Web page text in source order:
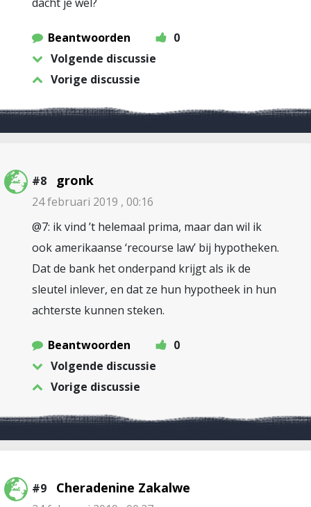
Beantwoorden
0
Volgende discussie
Vorige discussie
#8 gronk
24 februari 2019 , 00:16
@7: ik vind ’t helemaal prima, maar dan wil ik
ook amerikaanse ‘recourse law’ bij hypotheken.
Dat de bank het onderpand krijgt als ik de
sleutel inlever, en dat ze hun hypotheek in hun
achterste kunnen steken.
Beantwoorden
0
Volgende discussie
Vorige discussie
#9 Cheradenine Zakalwe